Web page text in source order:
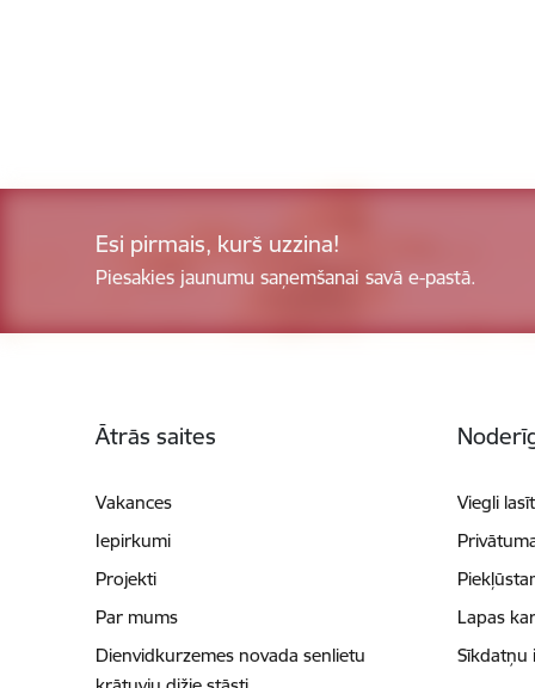
Esi pirmais, kurš uzzina!
Piesakies jaunumu saņemšanai savā e-pastā.
Ātrās saites
Vakances
Iepirkumi
Projekti
Par mums
Dienvidkurzemes novada senlietu
Viegli lasīt
Lapas
Sīkdatņu